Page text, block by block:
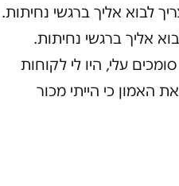
לבוא אליך ברגשי נחיתות.
צריך לבוא אליך ברגשי נחיתות.
עלי, היו לי לקוחות
האמון כי הייתי מכור